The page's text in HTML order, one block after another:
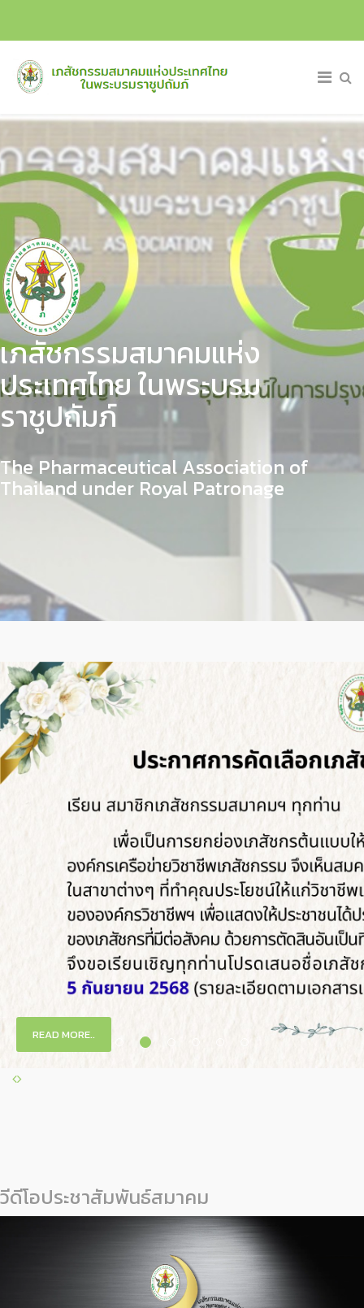
เภสัชกรรมสมาคมแห่ง
ประเทศไทย ในพระบรม
ราชูปถัมภ์
The Pharmaceutical Association of
Thailand under Royal Patronage
READ MORE..
วีดีโอประชาสัมพันธ์สมาคม